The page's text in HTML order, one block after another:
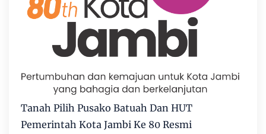
Tanah Pilih Pusako Batuah Dan HUT
Pemerintah Kota Jambi Ke 80 Resmi